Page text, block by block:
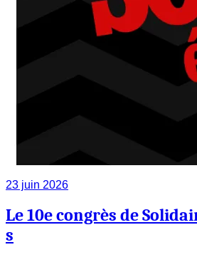
23 juin 2026
Le 10e congrès de
s